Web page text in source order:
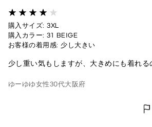
購入サイズ: 3XL
購入カラー: 31 BEIGE
お客様の着用感: 少し大きい
少し重い気もしますが、大きめにも着れる
ゆーゆゆ女性30代大阪府